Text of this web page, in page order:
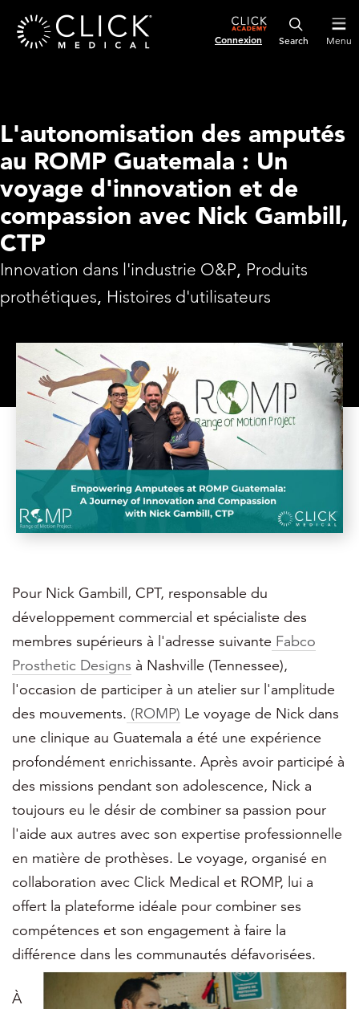
Connexion Menu
L'autonomisation des amputés
au ROMP Guatemala : Un
voyage d'innovation et de
compassion avec Nick Gambill,
CTP
Innovation dans l'industrie O&P, Produits
prothétiques, Histoires d'utilisateurs
Pour Nick Gambill, CPT, responsable du
développement commercial et spécialiste des
membres supérieurs à l'adresse suivante Fabco
Prosthetic Designs à Nashville (Tennessee),
l'occasion de participer à un atelier sur l'amplitude
des mouvements. (ROMP) Le voyage de Nick dans
une clinique au Guatemala a été une expérience
profondément enrichissante. Après avoir participé à
des missions pendant son adolescence, Nick a
toujours eu le désir de combiner sa passion pour
l'aide aux autres avec son expertise professionnelle
en matière de prothèses. Le voyage, organisé en
collaboration avec Click Medical et ROMP, lui a
offert la plateforme idéale pour combiner ses
compétences et son engagement à faire la
différence dans les communautés défavorisées.
À